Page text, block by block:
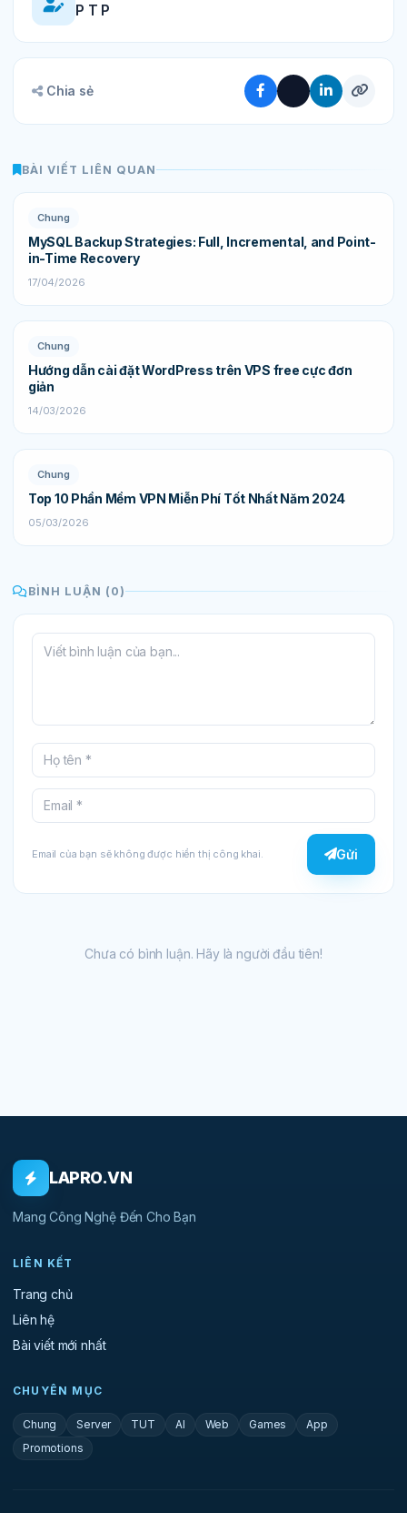
P T P
Chia sẻ
BÀI VIẾT LIÊN QUAN
Chung
MySQL Backup Strategies: Full, Incremental, and Point-
in-Time Recovery
17/04/2026
Chung
Hướng dẫn cài đặt WordPress trên VPS free cực đơn
giản
14/03/2026
Chung
Top 10 Phần Mềm VPN Miễn Phí Tốt Nhất Năm 2024
05/03/2026
BÌNH LUẬN (0)
Email của bạn sẽ không được hiển thị công khai. Gửi
Chưa có bình luận. Hãy là người đầu tiên!
LAPRO.VN
Mang Công Nghệ Đến Cho Bạn
LIÊN KẾT
Trang chủ
Liên hệ
Bài viết mới nhất
CHUYÊN MỤC
Chung Server TUT AI Web Games
App
Promotions